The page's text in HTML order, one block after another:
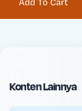
i
n
a
c
e
Konten Lainnya